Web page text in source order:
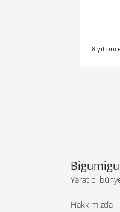
8 yıl
Bigumigu
Yaratıcı
Hakkımızda